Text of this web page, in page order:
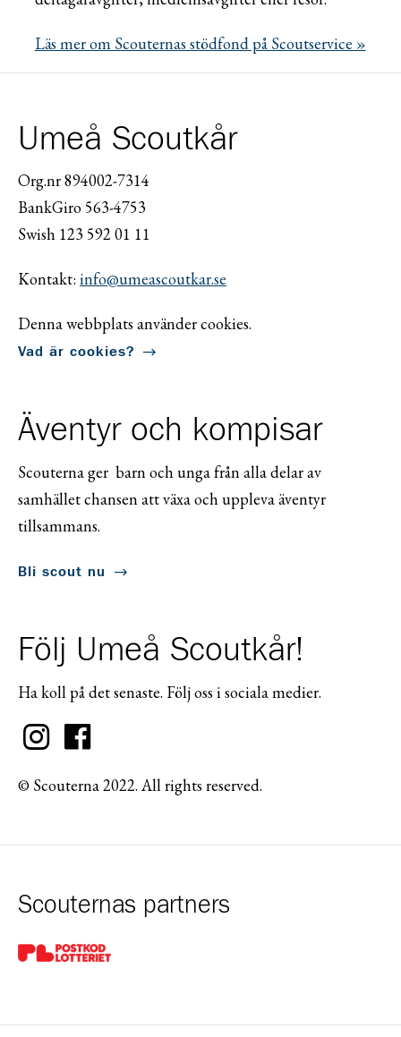
Läs mer om Scouternas stödfond på Scoutservice »
Umeå Scoutkår
Org.nr 894002-7314
BankGiro 563-4753
Swish 123 592 01 11
Kontakt: info@umeascoutkar.se
Denna webbplats använder cookies.
Vad är cookies?
Äventyr och kompisar
Scouterna ger barn och unga från alla delar av
samhället chansen att växa och uppleva äventyr
tillsammans.
Bli scout nu
Följ Umeå Scoutkår!
Ha koll på det senaste. Följ oss i sociala medier.
© Scouterna 2022. All rights reserved.
Scouternas partners
Gå till pl_50